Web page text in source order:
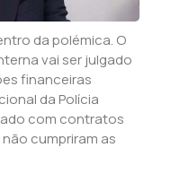
da polémica. O
vai ser julgado
financeiras
da Polícia
com contratos
cumpriram as